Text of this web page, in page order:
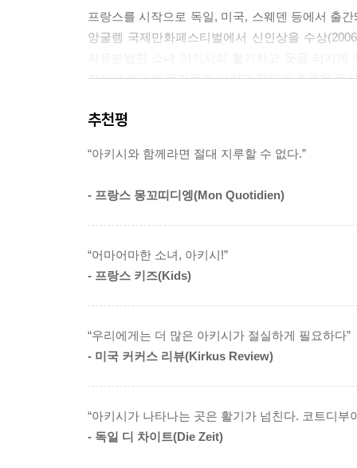
프랑스를 시작으로 독일, 미국, 스웨덴 등에서 출
앙굴렘 국제만화페스티벌에서 신인상을 수상
가는 스토리로 독자들의 사랑과 평단의 주목을 동
하지만, 평범한 날들을 자유와 모험으로 채워 나
아키시는 마르그리트 아부에의 어린 시절을 바
묘사가 보는 재미를 더한다.
취미인 반려동물 원숭이까지! ‘아무리 웃음에
아니다.
‘아프리카에서 온 삐삐’…… 자기 주도적이고 당찬
벗어나기 어려웠다. 아키시는 그런 역할의 한계를
여자는 골대나 지키라는 남자아이에게 주눅 들
추천평
“아키시와 함께라면 절대 지루할 수 없다.”
- 프랑스 몽꼬띠디엥(Mon Quotidien)
“어마어마한 소녀, 아키시!”
- 프랑스 키즈(Kids)
“우리에게는 더 많은 아키시가 절실하게 필요하다”
- 미국 커커스 리뷰(Kirkus Review)
“아키시가 나타나는 곳은 활기가 넘친다. 코트디부
- 독일 디 차이트(Die Zeit)